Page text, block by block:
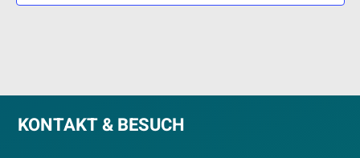
KONTAKT & BESUCH